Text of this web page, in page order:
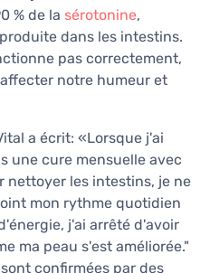
% de la sérotonine,
dans les intestins.
pas correctement,
notre humeur et
a écrit: «Lorsque j'ai
une cure mensuelle avec
nettoyer les intestins, je ne
mon rythme quotidien
j'ai arrêté d'avoir
ma peau s'est améliorée."
confirmées par des